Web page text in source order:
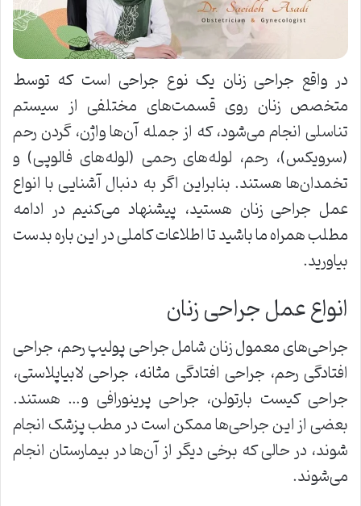
در واقع جراحی زنان یک نوع جراحی است که توسط
متخصص زنان روی قسمت‌های مختلفی از سیستم
تناسلی انجام می‌شود، که از جمله آن‌ها واژن، گردن رحم
(سرویکس)، رحم، لوله‌های رحمی (لوله‌های فالوپی) و
تخمدان‌ها هستند. بنابراین اگر به دنبال آشنایی با انواع
عمل جراحی زنان هستید، پیشنهاد می‌کنیم در ادامه
مطلب همراه ما باشید تا اطلاعات کاملی در این باره بدست
بیاورید.
انواع عمل جراحی زنان
جراحی‌های معمول زنان شامل جراحی پولیپ رحم، جراحی
افتادگی رحم، جراحی افتادگی مثانه، جراحی لابیاپلاستی،
جراحی کیست بارتولن، جراحی پرینورافی و… هستند.
بعضی از این جراحی‌ها ممکن است در مطب پزشک انجام
شوند، در حالی که برخی دیگر از آن‌ها در بیمارستان انجام
می‌شوند.